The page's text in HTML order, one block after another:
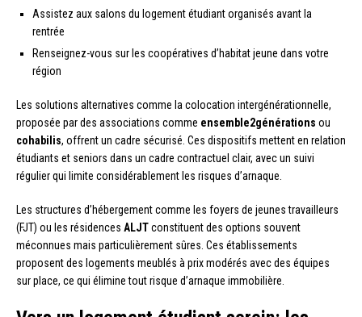
Assistez aux salons du logement étudiant organisés avant la
rentrée
Renseignez-vous sur les coopératives d’habitat jeune dans votre
région
Les solutions alternatives comme la colocation intergénérationnelle,
proposée par des associations comme ensemble2générations ou
cohabilis, offrent un cadre sécurisé. Ces dispositifs mettent en relation
étudiants et seniors dans un cadre contractuel clair, avec un suivi
régulier qui limite considérablement les risques d’arnaque.
Les structures d’hébergement comme les foyers de jeunes travailleurs
(FJT) ou les résidences ALJTconstituent des options souvent
méconnues mais particulièrement sûres. Ces établissements
proposent des logements meublés à prix modérés avec des équipes
sur place, ce qui élimine tout risque d’arnaque immobilière.